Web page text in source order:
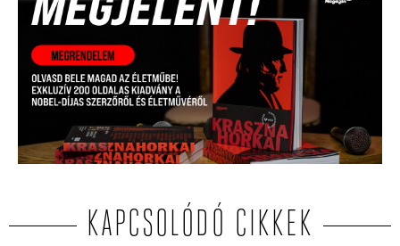
KAPCSOLÓDÓ CIKKEK